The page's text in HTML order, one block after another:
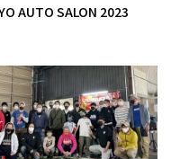
AUTO SALON 2023